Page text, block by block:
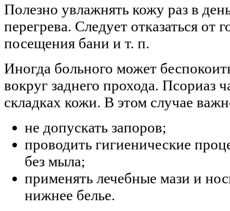
Полезно увлажнять кожу раз в
перегрева. Следует отказаться от
посещения бани и т. п.
Иногда больного может
вокруг заднего прохода. Псориаз
складках кожи. В этом случае
не допускать запоров;
проводить гигиенические
без мыла;
применять лечебные мази и
нижнее белье.